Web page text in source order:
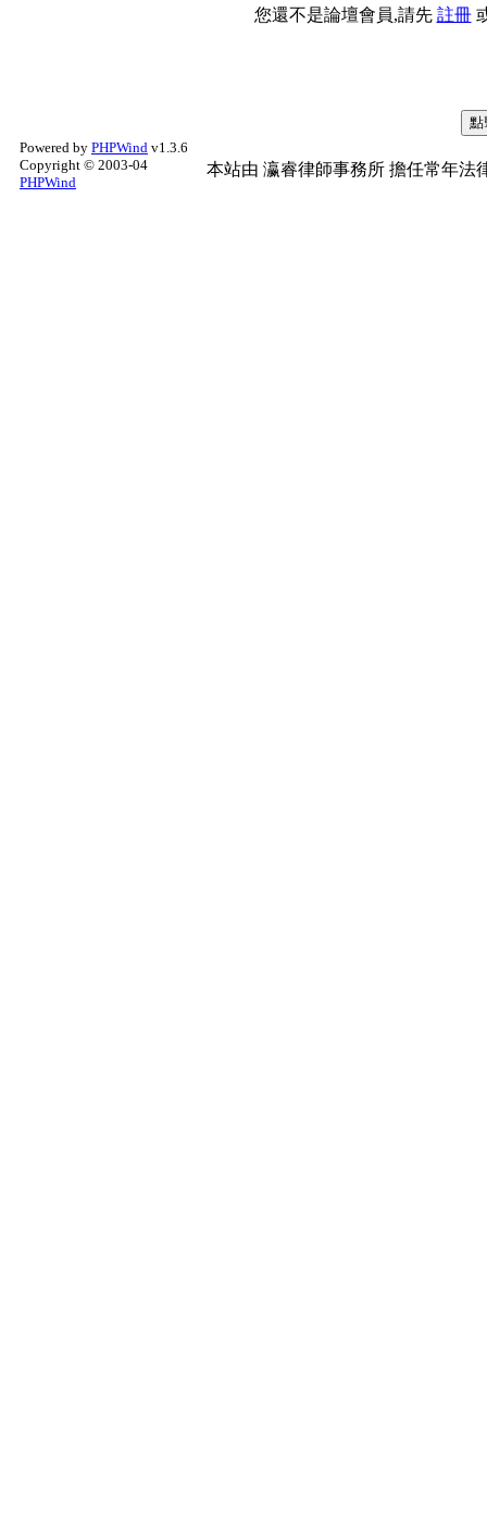
您還不是論壇會員,請先 註冊
Powered by PHPWind v1.3.6
Copyright © 2003-04
PHPWind
本站由 瀛睿律師事務所 擔任常年法